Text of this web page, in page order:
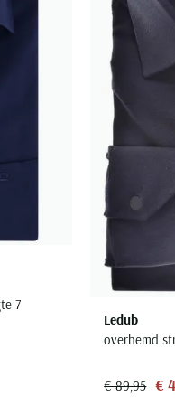
7
Ledub
overhemd
€ 89,95 €